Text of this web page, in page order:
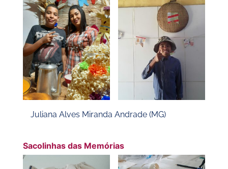
Juliana Alves Miranda Andrade (MG)
Sacolinhas das Memórias